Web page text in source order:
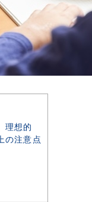
理想的
の注意点